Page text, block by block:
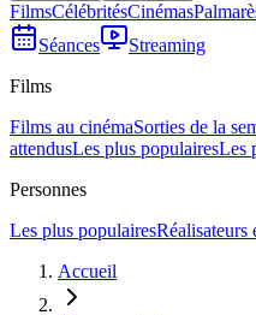
FilmsCélébritésCinémas
Séances
Streaming
Films
Films au cinémaSorties de la
attendusLes plus populairesLes
Personnes
Les plus populairesRéalisateurs
Accueil